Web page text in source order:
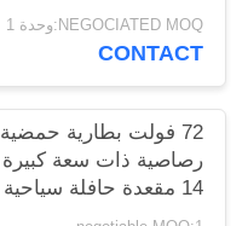
كهربائية للبالغين
والأطفال
NEGOCIATED MOQ:وحدة 1
CONTACT
72 فولت بطارية حمضية
رصاصية ذات سعة كبيرة
14 مقعدة حافلة سياحية
كهربائية سيارات سياحية